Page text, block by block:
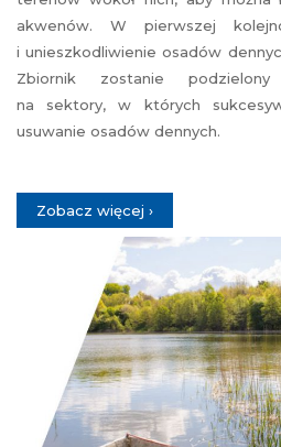
akwenów. W pierwszej
i unieszkodliwienie osadów
Zbiornik zostanie podzielony
na sektory, w których
usuwanie osadów dennych.
Zobacz więcej ›